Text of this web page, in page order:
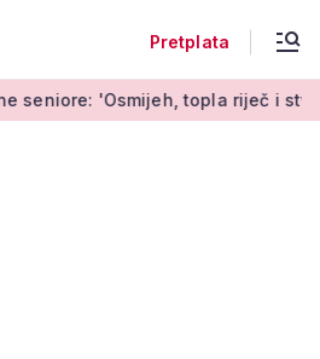
Pretplata
topla riječ i stvaranje novih